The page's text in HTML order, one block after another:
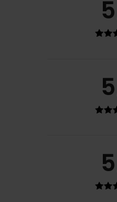
5
5
5